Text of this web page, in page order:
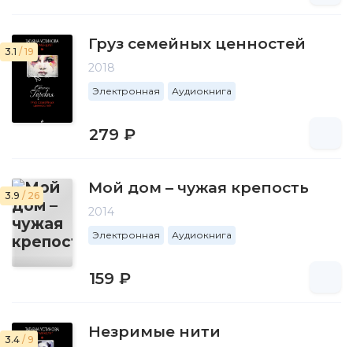
3.1 / 19 Груз семейных ценностей
2018
Электронная Аудиокнига
279 ₽
3.9 / 26 Мой дом – чужая крепость
2014
Электронная Аудиокнига
159 ₽
3.4 / 9 Незримые нити